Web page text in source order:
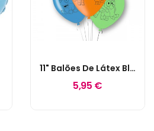
11" Balões De Látex Bluey
5,95 €